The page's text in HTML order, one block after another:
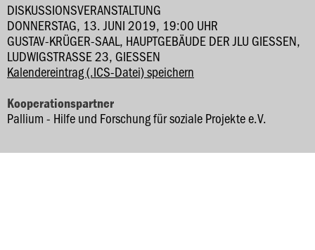
DISKUSSIONSVERANSTALTUNG
DONNERSTAG, 13. JUNI 2019, 19:00 UHR
GUSTAV-KRÜGER-SAAL, HAUPTGEBÄUDE DER JLU GIESSEN, L
UDWIGSTRASSE 23, GIESSEN
Kalendereintrag (.ICS-Datei) speichern
Kooperationspartner
Pallium - Hilfe und Forschung für soziale Projekte e.V.